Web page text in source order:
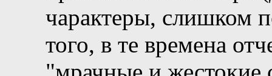
чарактеры, слишком
того, в те времена